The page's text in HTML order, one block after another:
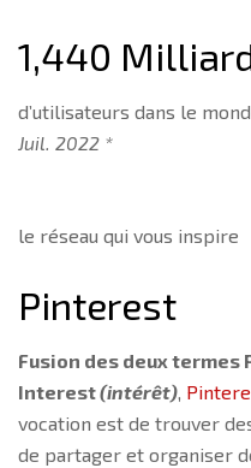
1,440
d’utilisateurs dans le
Juil. 2022 *
le réseau qui vous inspire
Pinterest
Fusion des deux termes
Interest(intérêt),
vocation est de trouver
de partager et organiser